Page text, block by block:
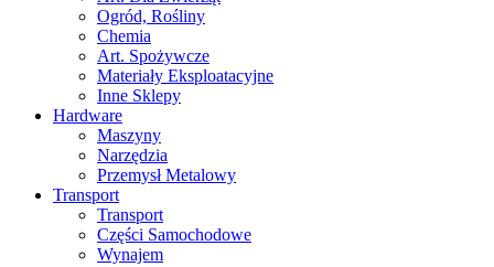
Ogród, Rośliny
Chemia
Art. Spożywcze
Materiały Eksploatacyjne
Inne Sklepy
Hardware
Maszyny
Narzędzia
Przemysł Metalowy
Transport
Transport
Części Samochodowe
Wynajem